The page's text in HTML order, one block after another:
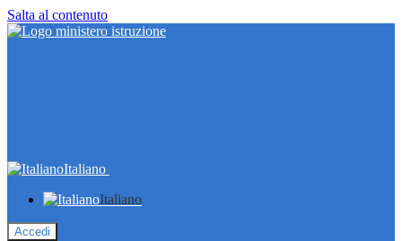
Salta al contenuto
Italiano
Italiano
Accedi